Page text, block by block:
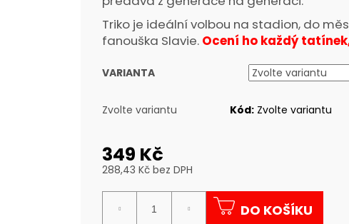
Triko je ideální volbou na stadion, do
fanouška Slavie. Ocení ho každý
VARIANTA
Zvolte variantu Kód: Zvolte variantu
349 Kč
288,43 Kč bez DPH
cena:
DO KOŠÍKU